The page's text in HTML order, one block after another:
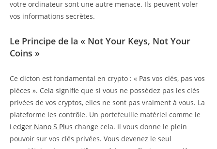
votre ordinateur sont une autre menace. Ils peuvent voler
vos informations secrètes.
Le Principe de la « Not Your Keys, Not Your
Coins »
Ce dicton est fondamental en crypto : « Pas vos clés, pas vos
pièces ». Cela signifie que si vous ne possédez pas les clés
privées de vos cryptos, elles ne sont pas vraiment à vous. La
plateforme les contrôle. Un portefeuille matériel comme le
Ledger Nano S Plus change cela. Il vous donne le plein
pouvoir sur vos clés privées. Vous devenez le seul